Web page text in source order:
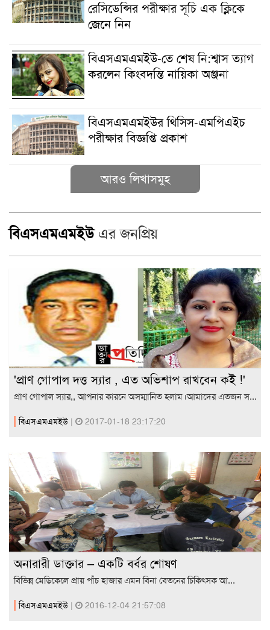
রেসিডেন্সির পরীক্ষার সূচি এক ক্লিকে
জেনে নিন
বিএসএমএমইউ-তে শেষ নি:শ্বাস ত্যাগ
করলেন কিংবদন্তি নায়িকা অঞ্জনা
বিএসএমএমইউর থিসিস-এমপিএইচ
পরীক্ষার বিজ্ঞপ্তি প্রকাশ
আরও লিখাসমুহ
বিএসএমএমইউএর জনপ্রিয়
'প্রাণ গোপাল দত্ত স্যার , এত অভিশাপ রাখবেন কই !'
প্রাণ গোপাল স্যার,, আপনার কারনে অসম্মানিত হলাম।আমাদের এতজন স...
বিএসএমএমইউ | 2017-01-18 23:17:20
অনারারী ডাক্তার – একটি বর্বর শোষণ
বিভিন্ন মেডিকেলে প্রায় পাঁচ হাজার এমন বিনা বেতনের চিকিৎসক আ...
বিএসএমএমইউ | 2016-12-04 21:57:08